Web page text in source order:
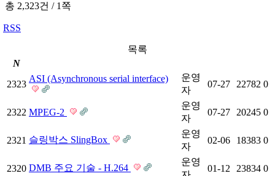
총 2,323건 /1쪽
RSS
목록
N
2323
ASI (Asynchronous serial interface)
운영
자
07-27 22782 0
2322 MPEG-2
운영
자
07-27 20245 0
2321 슬링박스 SlingBox
운영
자
02-06 18383 0
2320 DMB 주요 기술 - H.264
운영
01-12 23834 0